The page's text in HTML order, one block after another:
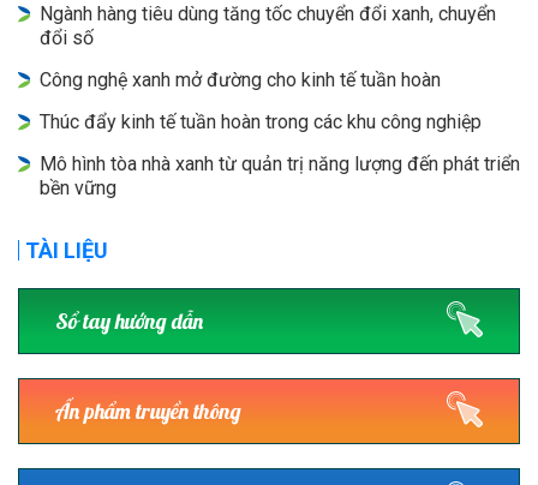
Ngành hàng tiêu dùng tăng tốc chuyển đổi xanh, chuyển
đổi số
Công nghệ xanh mở đường cho kinh tế tuần hoàn
Thúc đẩy kinh tế tuần hoàn trong các khu công nghiệp
Mô hình tòa nhà xanh từ quản trị năng lượng đến phát triển
bền vững
TÀI LIỆU
Sổ tay hướng dẫn
Ấn phẩm truyền thông